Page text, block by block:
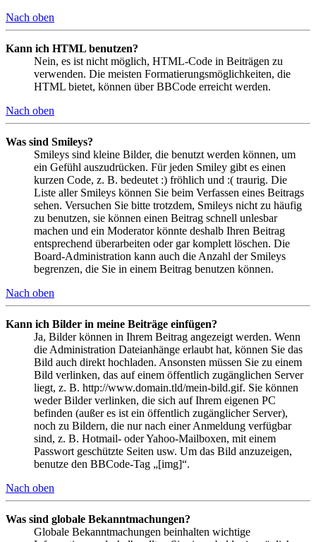
Nach oben
Kann ich HTML benutzen?
Nein, es ist nicht möglich, HTML-Code in Beiträgen zu
verwenden. Die meisten Formatierungsmöglichkeiten, die
HTML bietet, können über BBCode erreicht werden.
Nach oben
Was sind Smileys?
Smileys sind kleine Bilder, die benutzt werden können, um
ein Gefühl auszudrücken. Für jeden Smiley gibt es einen
kurzen Code, z. B. bedeutet :) fröhlich und :( traurig. Die
Liste aller Smileys können Sie beim Verfassen eines Beitrags
sehen. Versuchen Sie bitte trotzdem, Smileys nicht zu häufig
zu benutzen, sie können einen Beitrag schnell unlesbar
machen und ein Moderator könnte deshalb Ihren Beitrag
entsprechend überarbeiten oder gar komplett löschen. Die
Board-Administration kann auch die Anzahl der Smileys
begrenzen, die Sie in einem Beitrag benutzen können.
Nach oben
Kann ich Bilder in meine Beiträge einfügen?
Ja, Bilder können in Ihrem Beitrag angezeigt werden. Wenn
die Administration Dateianhänge erlaubt hat, können Sie das
Bild auch direkt hochladen. Ansonsten müssen Sie zu einem
Bild verlinken, das auf einem öffentlich zugänglichen Server
liegt, z. B. http://www.domain.tld/mein-bild.gif. Sie können
weder Bilder verlinken, die sich auf Ihrem eigenen PC
befinden (außer es ist ein öffentlich zugänglicher Server),
noch zu Bildern, die nur nach einer Anmeldung verfügbar
sind, z. B. Hotmail- oder Yahoo-Mailboxen, mit einem
Passwort geschützte Seiten usw. Um das Bild anzuzeigen,
benutze den BBCode-Tag „[img]“.
Nach oben
Was sind globale Bekanntmachungen?
Globale Bekanntmachungen beinhalten wichtige